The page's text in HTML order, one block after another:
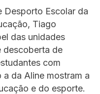
Desporto Escolar da
Tiago
das unidades
descoberta de
com
da Aline mostram a
e do esporte.